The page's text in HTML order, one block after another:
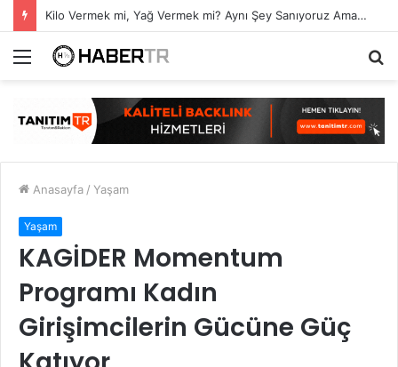
Kilo Vermek mi, Yağ Vermek mi? Aynı Şey Sanıyoruz Ama Değil!
Menü
Anasayfa / Yaşam
Yaşam
KAGİDER Momentum
Programı Kadın
Girişimcilerin Gücüne Güç